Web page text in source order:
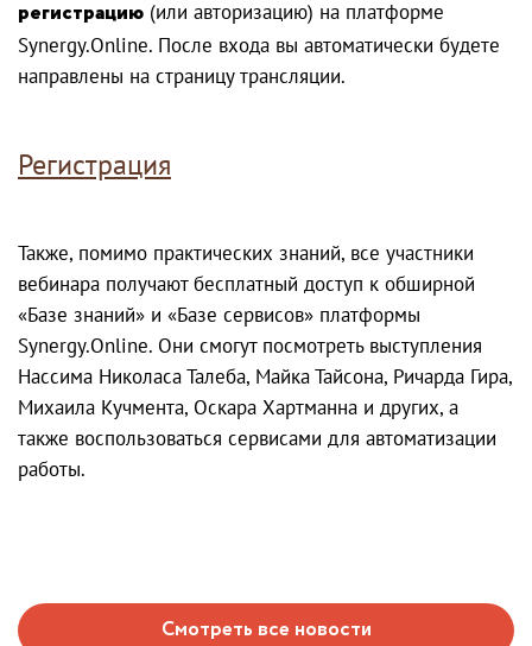
регистрацию (или авторизацию) на платформе
Synergy.Online. После входа вы автоматически будете
направлены на страницу трансляции.
Регистрация
Также, помимо практических знаний, все участники
вебинара получают бесплатный доступ к обширной
«Базе знаний» и «Базе сервисов» платформы
Synergy.Online. Они смогут посмотреть выступления
Нассима Николаса Талеба, Майка Тайсона, Ричарда Гира,
Михаила Кучмента, Оскара Хартманна и других, а
также воспользоваться сервисами для автоматизации
работы.
Смотреть все новости